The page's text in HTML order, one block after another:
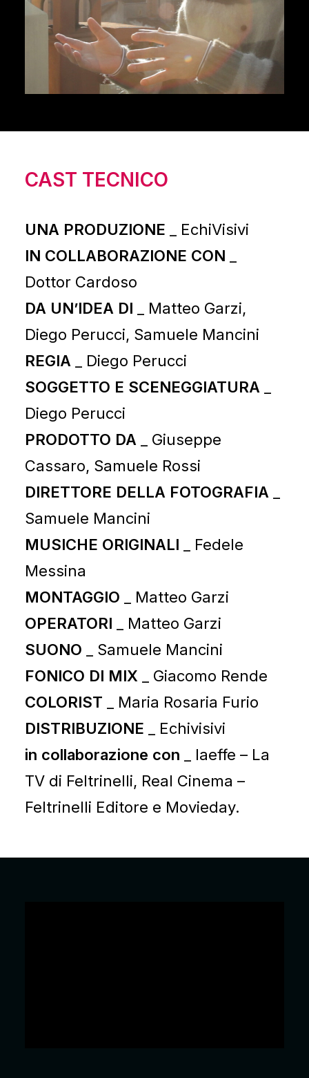
CAST TECNICO
UNA PRODUZIONE _ EchiVisivi
IN COLLABORAZIONE CON
Dottor Cardoso
DA UN’IDEA DI _ Matteo Garzi,
Diego Perucci, Samuele Mancini
REGIA
_ Diego Perucci
SOGGETTO E SCENEGGIATURA
Diego Perucci
PRODOTTO DA _ Giuseppe
Cassaro, Samuele Rossi
DIRETTORE DELLA FOTOGRAFIA
Samuele Mancini
MUSICHE ORIGINALI _ Fedele
Messina
MONTAGGIO
_ Matteo Garzi
OPERATORI
_ Matteo Garzi
SUONO
_ Samuele Mancini
FONICO DI MIX _ Giacomo Rende
COLORIST
_ Maria Rosaria Furio
DISTRIBUZIONE
_ Echivisivi
in collaborazione con _ laeffe – La
TV di Feltrinelli, Real Cinema –
Feltrinelli Editore e Movieday.